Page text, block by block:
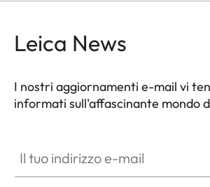
Leica News
I nostri aggiornamenti e-mail vi
informati sull'affascinante mondo